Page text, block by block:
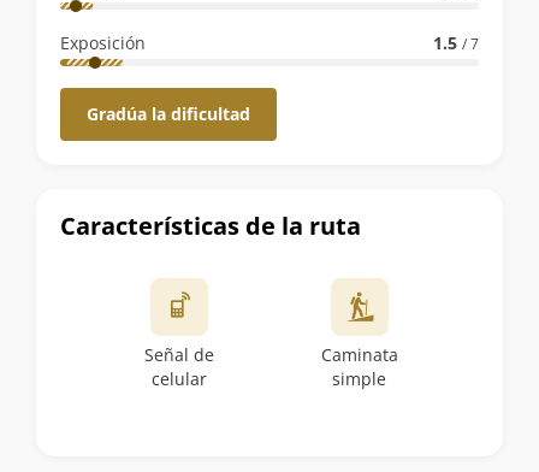
Exposición 1.5 / 7
Gradúa la dificultad
Características de la ruta
Señal de
celular
Caminata
simple